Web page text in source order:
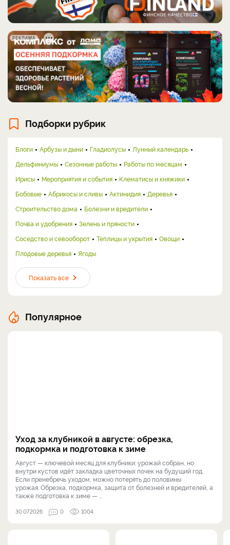
РЕКЛАМА
Подборки рубрик
Блоги Арбузы и дыни Гладиолусы
Лунный календарь
Дельфиниумы
Сезонные работы
Работы по месяцам
Ирисы
Мероприятия и события
Клематисы и княжики
Бобовые
Абрикосы и сливы Актинидия
Деревья
Строительство дома
Болезни и вредители
Почва и удобрения
Зелень и пряности
Соседство и севооборот
Теплицы и укрытия
Овощи
Плодовые деревья
Ягоды
Показать все
Популярное
Уход за клубникой в августе: обрезка,
подкормка и подготовка к зиме
Август — ключевой месяц для клубники: урожай собран, но
внутри кустов идёт закладка цветочных почек на будущий год.
Если пренебречь уходом, можно потерять до половины
урожая. Обрезка, подкормка, защита от болезней и вредителей, а
также подготовка к зиме — ...
30.07.2026 0 1004